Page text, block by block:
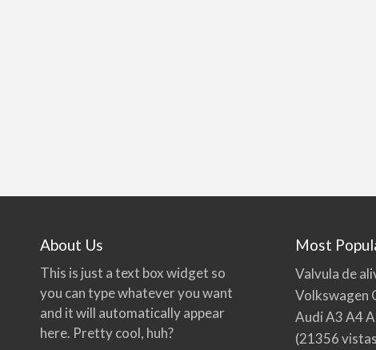
About Us
This is just a text box widget so
you can type whatever you want
and it will automatically appear
here. Pretty cool, huh?
Most
Valvula de
Volkswagen
Audi A3 A4
(21356